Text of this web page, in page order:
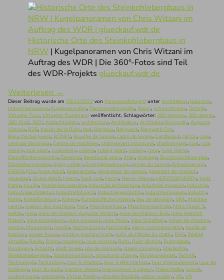
Historische Orte des Steinkohlebergbaus in
NRW | Kugelpanoramen von Chris Witzani im
Auftrag des WDR | Die 360°-Fotos sind Teil
des WDR-Projekts glueckauf.wdr.de
Weiterlesen →
Dieser Beitrag wurde am 29/11/2022 von Panoramafotografunter Architektur, Industrie,
Industriemuseum, Kugelpanorama, Panoramafotografie, Raum, schnurstracks, Technik,
Virtuelle Tour, Virtueller Rundgang veröffentlicht. Schlagwörter: 360 degrees, 360 degrés,
360 Grad, 360°, Andachtsplatz, architecture, Architektur, Architekturfotografie, Auguste
Victoria, B2B, bassin de la Ruhr, bed, Bergbau, Bergwerk, Bergwerk Ost,
Besucherbergwerk, BÖNEN, Bouche de tunnel, cadre de levage, Cardboard, carton, cave,
centrale électrique, Centre de machines, changement structurel, charbonnage, coal, coal
mining, coal seam, coalmining, cokerie, coking plant, colliery, coop, cuve Herne,
Dampffördermaschine, Denkmal, devotional place, drain, drainage, Druckmaschinengleis,
Dünkelbergstollen, dying colliery, Energiegewinnung, entrée du tunnel, Entwässerung,
ESSEN, Flöz, fosse Adolf, Gedenkstein, générateur de vapeur, gisement de charbon,
glueckauf, Grube Adolf, Hamm, hard coal, Herne, Herne-Wanne, HERZOGENRATH, hoist
frame, houille, Immersive Learning, industrial architecture, industrial museum, Industrie,
Industriearchitektur, Industriefotograf, Industriegeschichte, Industriemuseum, industry,
Kohle, Kohleförderung, Kokerei, Kunststoffrohrsysteme, lieu de dévotion, LWL, Machine
centre, maison des machines, Marl, Maschinenhaus, Maschinenzentrale, Meta Quest 3,
météo, mine, mine de charbon Auguste Victoria, mine de charbon Erin, mine Heinrich
Robert, mine Königsborn, mine mourant, mine Pluto, mine Schafberg, mines de charbon,
mining, Monument, nacelle, Nachnutzung, Nachtigall, pierre commémorative, poulie de
traction, power house, printing machine track, puits de l'étoile du matin, RAG, Réalité
virtuelle, Revier, Rohre, rossignol, roue motrice, Ruhr, Ruhr district, Ruhrgebiet,
Rundgang, Schacht, shaft tower, site de mémoire, steam conveyor, Steinkohle,
Steinkohlebergbau, Stollenmundloch, structural change, Strukturwandel, Technik,
Technologie, Technology, tour à charbon, tour à tête marteau, tour d'enroulement, tour de
bobinage, tour du puits, traction sheave, transporteur à vapeur, Treibscheibe, tunnel,
underground, untertage, Virtual Reality, virtuelle Realität, visitor colliery, VR, VR